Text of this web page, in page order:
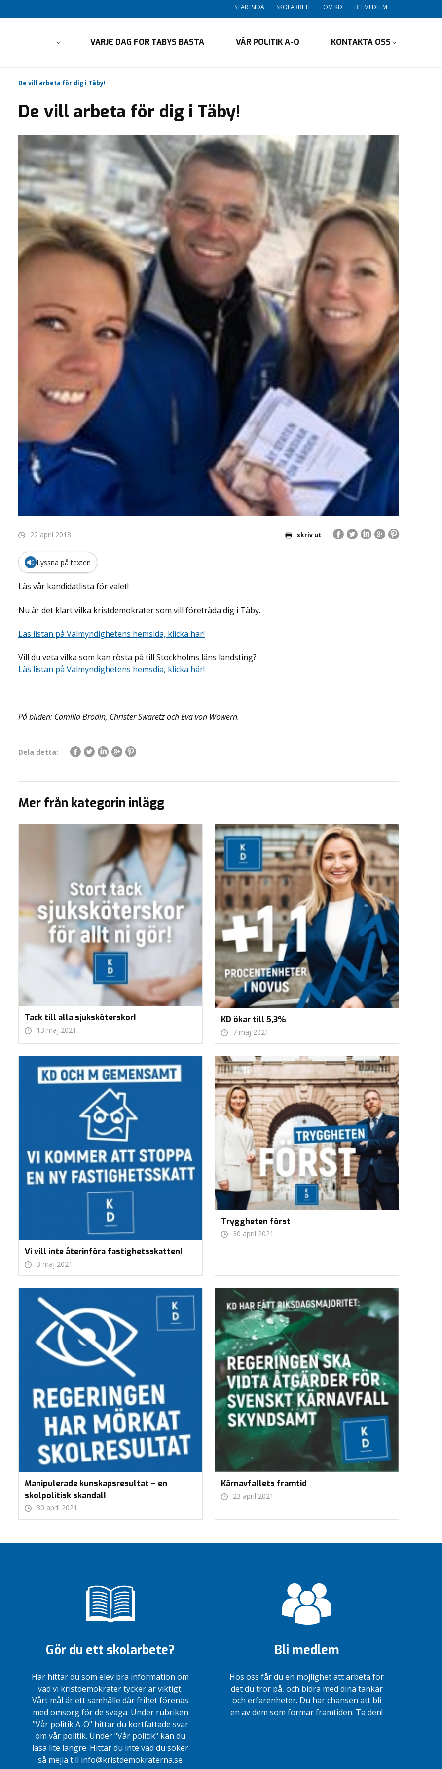
STARTSIDA SKOLARBETE OM KD BLI MEDLEM
VARJE DAG FÖR TÄBYS BÄSTA VÅR POLITIK A-Ö KONTAKTA OSS
De vill arbeta för dig i Täby!
De vill arbeta för dig i Täby!
22 april 2018 skriv ut
🔊 Lyssna på texten
Läs vår kandidatlista för valet!
Nu är det klart vilka kristdemokrater som vill företräda dig i Täby.
Läs listan på Valmyndighetens hemsida, klicka här!
Vill du veta vilka som kan rösta på till Stockholms läns landsting?
Läs listan på Valmyndighetens hemsdia, klicka här!
På bilden: Camilla Brodin, Christer Swaretz och Eva von Wowern.
Dela detta:
Mer från kategorin inlägg
Tack till alla sjuksköterskor!
13 maj 2021
KD ökar till 5,3%
7 maj 2021
Vi vill inte återinföra fastighetsskatten!
3 maj 2021
Tryggheten först
30 april 2021
Manipulerade kunskapsresultat – en
skolpolitisk skandal!
30 april 2021
Kärnavfallets framtid
23 april 2021
Gör du ett skolarbete?
Här hittar du som elev bra information om
vad vi kristdemokrater tycker är viktigt.
Vårt mål är ett samhälle där frihet förenas
med omsorg för de svaga. Under rubriken
"Vår politik A-Ö" hittar du kortfattade svar
om vår politik. Under "Vår politik" kan du
läsa lite längre. Hittar du inte vad du söker
så mejla till info@kristdemokraterna.se
Bli medlem
Hos oss får du en möjlighet att arbeta för
det du tror på, och bidra med dina tankar
och erfarenheter. Du har chansen att bli
en av dem som formar framtiden. Ta den!